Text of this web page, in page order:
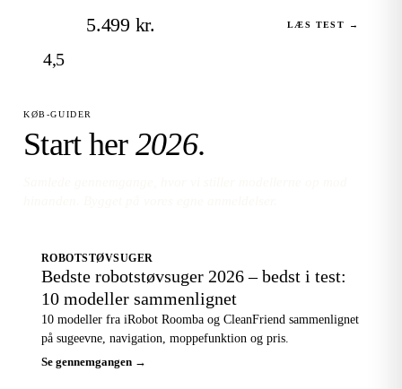
4,5
5.499 kr. LÆS TEST →
KØB-GUIDER
Start her 2026.
ROBOTSTØVSUGER
Bedste robotstøvsuger 2026 – bedst i test:
10 modeller sammenlignet
10 modeller fra iRobot Roomba og CleanFriend sammenlignet
på sugeevne, navigation, moppefunktion og pris.
Se gennemgangen →